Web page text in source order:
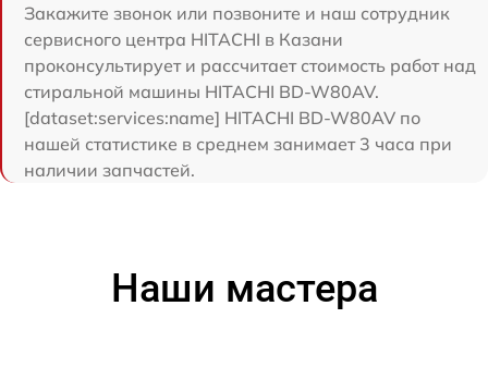
Закажите звонок или позвоните и наш сотрудник
сервисного центра HITACHI в Казани
проконсультирует и рассчитает стоимость работ над
стиральной машины HITACHI BD-W80AV.
[dataset:services:name] HITACHI BD-W80AV по
нашей статистике в среднем занимает 3 часа при
наличии запчастей.
Наши мастера